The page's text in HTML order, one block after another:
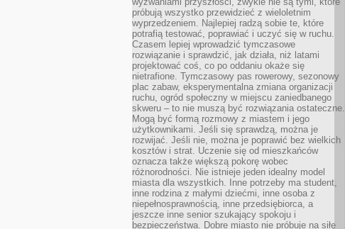
próbują wszystko przewidzieć z wieloletnim
wyprzedzeniem. Najlepiej radzą sobie te, które
potrafią testować, poprawiać i uczyć się w ruchu.
Czasem lepiej wprowadzić tymczasowe
rozwiązanie i sprawdzić, jak działa, niż latami
projektować coś, co po oddaniu okaże się
nietrafione. Tymczasowy pas rowerowy, sezonowy
plac zabaw, eksperymentalna zmiana organizacji
ruchu, ogród społeczny w miejscu zaniedbanego
skweru – to nie muszą być rozwiązania ostateczne.
Mogą być formą rozmowy z miastem i jego
użytkownikami. Jeśli się sprawdzą, można je
rozwijać. Jeśli nie, można je poprawić bez wielkich
kosztów i strat. Uczenie się od mieszkańców
oznacza także większą pokorę wobec
różnorodności. Nie istnieje jeden idealny model
miasta dla wszystkich. Inne potrzeby ma student,
inne rodzina z małymi dziećmi, inne osoba z
niepełnosprawnością, inne przedsiębiorca, a
jeszcze inne senior szukający spokoju i
bezpieczeństwa. Dobre miasto nie próbuje na siłę